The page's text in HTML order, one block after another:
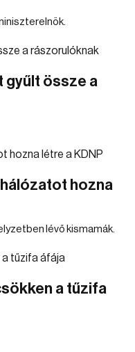
gyűlt össze a
hozna
lévő kismamák.
a tűzifa